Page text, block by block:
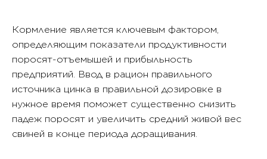
Кормление является ключевым фактором,
определяющим показатели продуктивности
поросят-отъемышей и прибыльность
предприятий. Ввод в рацион правильного
источника цинка в правильной дозировке в
нужное время поможет существенно снизить
падеж поросят и увеличить средний живой вес
свиней в конце периода доращивания.